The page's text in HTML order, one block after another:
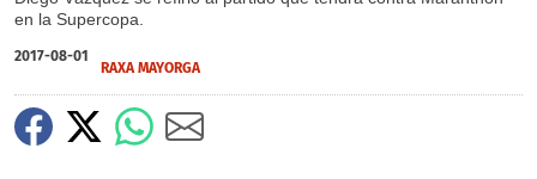
en la Supercopa.
2017-08-01
RAXA MAYORGA